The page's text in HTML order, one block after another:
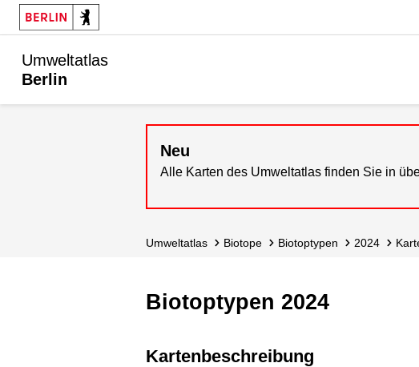
Umweltatlas
Berlin
Neu
Alle Karten des Umweltatlas finden Sie in
Umweltatlas Biotope Biotoptypen 2024
Biotoptypen 2024
Kartenbeschreibung